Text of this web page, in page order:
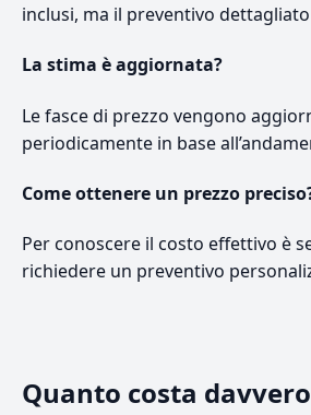
inclusi, ma il preventivo
La stima è aggiornata?
Le fasce di prezzo vengono
periodicamente in base
Come ottenere un prezzo
Per conoscere il costo effettivo è
richiedere un preventivo
Quanto costa